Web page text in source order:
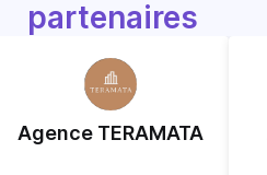
partenaires
Agence TERAMATA